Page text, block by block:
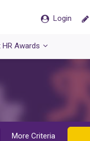
Login
HR Awards
More Criteria